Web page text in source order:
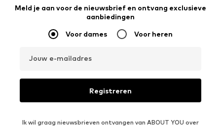
Meld je aan voor de nieuwsbrief en ontvang exclusieve
aanbiedingen
Voor dames Voor heren
Jouw e-mailadres
Registreren
Ik wil graag nieuwsbrieven ontvangen van ABOUT YOU over